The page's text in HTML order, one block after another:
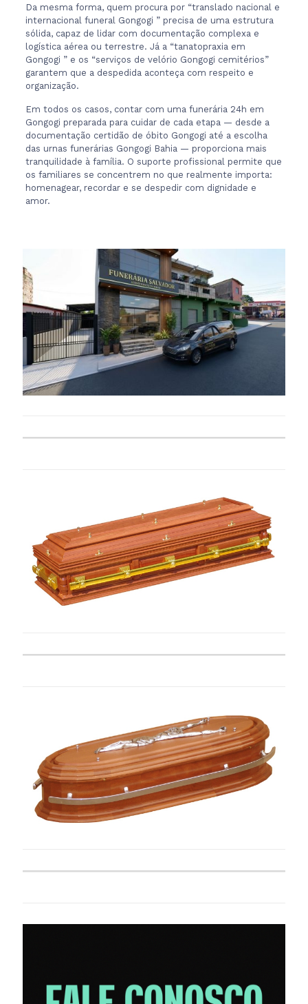
Da mesma forma, quem procura por “translado nacional e
internacional funeral Gongogi ” precisa de uma estrutura
sólida, capaz de lidar com documentação complexa e
logística aérea ou terrestre. Já a “tanatopraxia em
Gongogi ” e os “serviços de velório Gongogi cemitérios”
garantem que a despedida aconteça com respeito e
organização.
Em todos os casos, contar com uma funerária 24h em
Gongogi preparada para cuidar de cada etapa — desde a
documentação certidão de óbito Gongogi até a escolha
das urnas funerárias Gongogi Bahia — proporciona mais
tranquilidade à família. O suporte profissional permite que
os familiares se concentrem no que realmente importa:
homenagear, recordar e se despedir com dignidade e
amor.